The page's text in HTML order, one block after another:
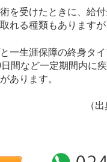
を受けたときに、給付
れる種類もありますが
一生涯保障の終身タイ
間など一定期間内に
あります。
（